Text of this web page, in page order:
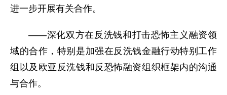
进一步开展有关合作。
——深化双方在反洗钱和打击恐怖主义融资领
域的合作，特别是加强在反洗钱金融行动特别工作
组以及欧亚反洗钱和反恐怖融资组织框架内的沟通
与合作。